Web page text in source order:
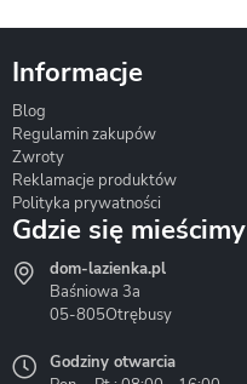
Hydrostop
Informacje
Blog
Regulamin zakupów
Zwroty
Reklamacje produktów
Polityka prywatności
Gdzie się mieścimy
dom-lazienka.pl
Baśniowa 3a
05-805Otrębusy
Godziny otwarcia